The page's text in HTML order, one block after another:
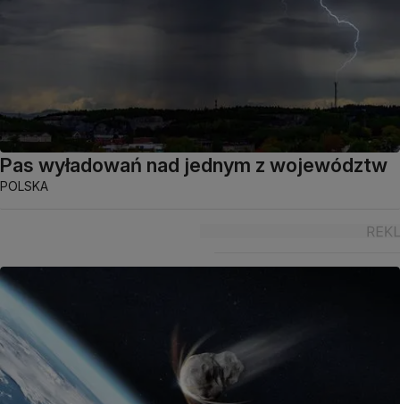
Pas wyładowań nad jednym z województw
POLSKA